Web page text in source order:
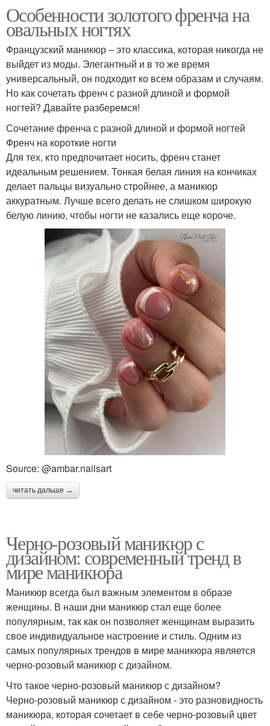
Особенности золотого френча на
овальных ногтях
Французский маникюр – это классика, которая никогда не
выйдет из моды. Элегантный и в то же время
универсальный, он подходит ко всем образам и случаям.
Но как сочетать френч с разной длиной и формой
ногтей? Давайте разберемся!
Сочетание френча с разной длиной и формой ногтей
Френч на короткие ногти
Для тех, кто предпочитает носить, френч станет
идеальным решением. Тонкая белая линия на кончиках
делает пальцы визуально стройнее, а маникюр
аккуратным. Лучше всего делать не слишком широкую
белую линию, чтобы ногти не казались еще короче.
Source: @ambar.nailsart
читать дальше →
Черно-розовый маникюр с
дизайном: современный тренд в
мире маникюра
Маникюр всегда был важным элементом в образе
женщины. В наши дни маникюр стал еще более
популярным, так как он позволяет женщинам выразить
свое индивидуальное настроение и стиль. Одним из
самых популярных трендов в мире маникюра является
черно-розовый маникюр с дизайном.
Что такое черно-розовый маникюр с дизайном?
Черно-розовый маникюр с дизайном - это разновидность
маникюра, которая сочетает в себе черно-розовый цвет